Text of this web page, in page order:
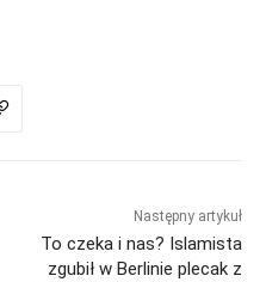
Następny artykuł
To czeka i nas? Islamista
zgubił w Berlinie plecak z